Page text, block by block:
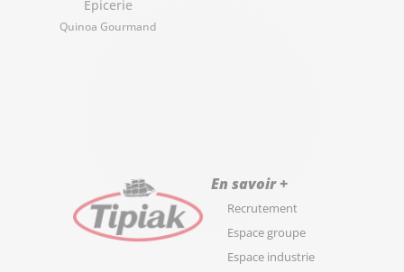
Épicerie
Quinoa Gourmand
En savoir +
Recrutement
Espace groupe
Espace industrie